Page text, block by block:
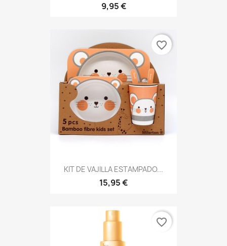
9,95 €
KIT DE VAJILLA ESTAMPADO...
15,95 €
favorite_border
favorite_border